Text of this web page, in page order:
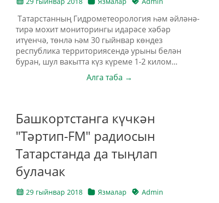
Татарстанның Гидрометеорология һәм әйләнә-
тирә мохит мониторингы идарәсе хәбәр
итүенчә, төнлә һәм 30 гыйнвар көндез
республика территориясендә урыны белән
буран, шул вакытта күз күреме 1-2 килом...
Алга таба →
Башкортстанга күчкән
"Тәртип-FM" радиосын
Татарстанда да тыңлап
булачак
29 гыйнвар 2018 Язмалар Admin